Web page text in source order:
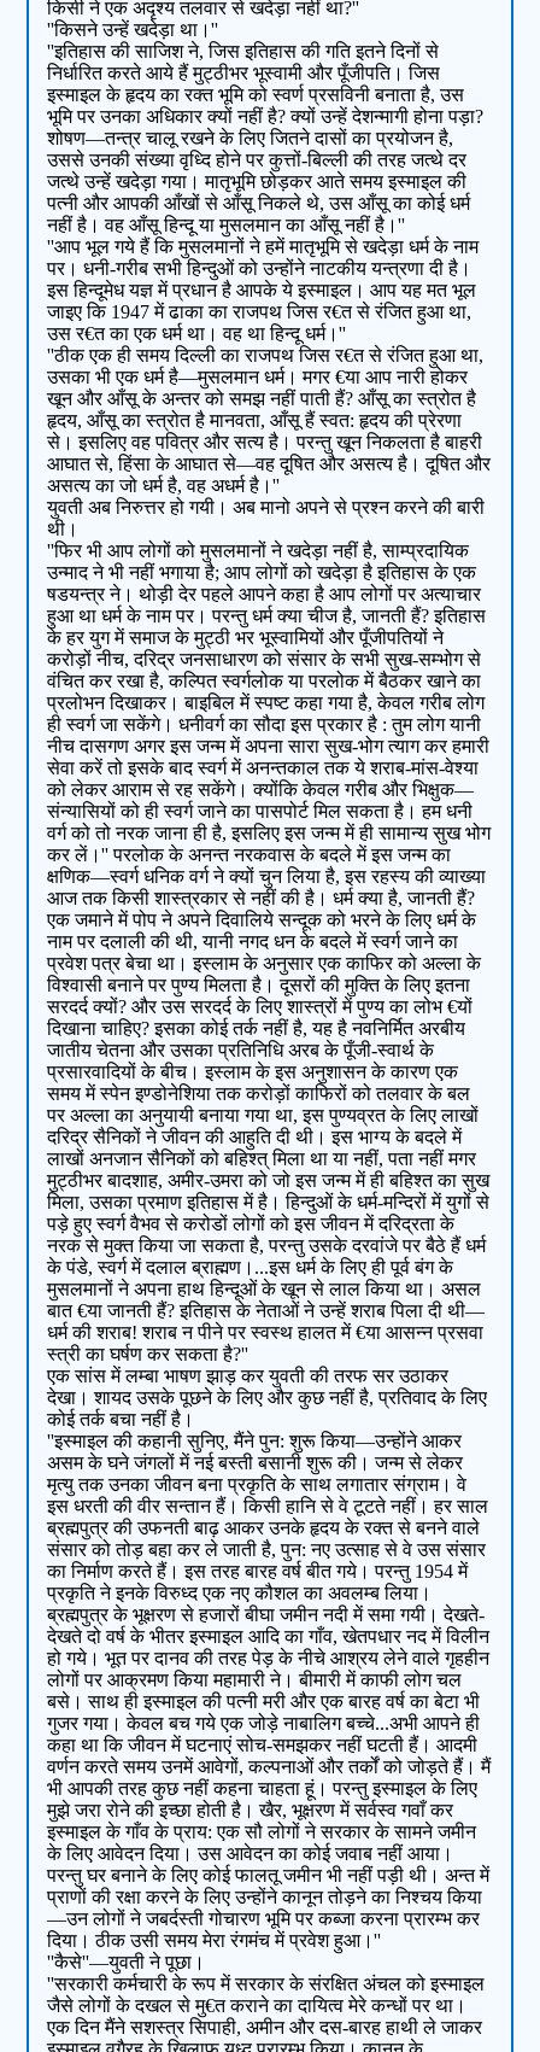
किसी ने एक अदृश्य तलवार से खदेड़ा नहीं था?''
''किसने उन्हें खदेड़ा था।''
''इतिहास की साजिश ने, जिस इतिहास की गति इतने दिनों से
निर्धारित करते आये हैं मुट्ठीभर भूस्वामी और पूँजीपति। जिस
इस्माइल के हृदय का रक्त भूमि को स्वर्ण प्रसविनी बनाता है, उस
भूमि पर उनका अधिकार क्यों नहीं है? क्यों उन्हें देशन्मागी होना पड़ा?
शोषण—तन्त्र चालू रखने के लिए जितने दासों का प्रयोजन है,
उससे उनकी संख्या वृध्दि होने पर कुत्तों-बिल्ली की तरह जत्थे दर
जत्थे उन्हें खदेड़ा गया। मातृभूमि छोड़कर आते समय इस्माइल की
पत्नी और आपकी आँखों से आँसू निकले थे, उस आँसू का कोई धर्म
नहीं है। वह आँसू हिन्दू या मुसलमान का आँसू नहीं है।''
''आप भूल गये हैं कि मुसलमानों ने हमें मातृभूमि से खदेड़ा धर्म के नाम
पर। धनी-गरीब सभी हिन्दुओं को उन्होंने नाटकीय यन्त्रणा दी है।
इस हिन्दूमेध यज्ञ में प्रधान है आपके ये इस्माइल। आप यह मत भूल
जाइए कि 1947 में ढाका का राजपथ जिस र€त से रंजित हुआ था,
उस र€त का एक धर्म था। वह था हिन्दू धर्म।''
''ठीक एक ही समय दिल्ली का राजपथ जिस र€त से रंजित हुआ था,
उसका भी एक धर्म है—मुसलमान धर्म। मगर €या आप नारी होकर
खून और आँसू के अन्तर को समझ नहीं पाती हैं? आँसू का स्त्रोत है
हृदय, आँसू का स्त्रोत है मानवता, आँसू हैं स्वत: हृदय की प्रेरणा
से। इसलिए वह पवित्र और सत्य है। परन्तु खून निकलता है बाहरी
आघात से, हिंसा के आघात से—वह दूषित और असत्य है। दूषित और
असत्य का जो धर्म है, वह अधर्म है।''
युवती अब निरुत्तर हो गयी। अब मानो अपने से प्रश्न करने की बारी
थी।
''फिर भी आप लोगों को मुसलमानों ने खदेड़ा नहीं है, साम्प्रदायिक
उन्माद ने भी नहीं भगाया है; आप लोगों को खदेड़ा है इतिहास के एक
षडयन्त्र ने। थोड़ी देर पहले आपने कहा है आप लोगों पर अत्याचार
हुआ था धर्म के नाम पर। परन्तु धर्म क्या चीज है, जानती हैं? इतिहास
के हर युग में समाज के मुट्ठी भर भूस्वामियों और पूँजीपतियों ने
करोड़ों नीच, दरिद्र जनसाधारण को संसार के सभी सुख-सम्भोग से
वंचित कर रखा है, कल्पित स्वर्गलोक या परलोक में बैठकर खाने का
प्रलोभन दिखाकर। बाइबिल में स्पष्ट कहा गया है, केवल गरीब लोग
ही स्वर्ग जा सकेंगे। धनीवर्ग का सौदा इस प्रकार है : तुम लोग यानी
नीच दासगण अगर इस जन्म में अपना सारा सुख-भोग त्याग कर हमारी
सेवा करें तो इसके बाद स्वर्ग में अनन्तकाल तक ये शराब-मांस-वेश्या
को लेकर आराम से रह सकेंगे। क्योंकि केवल गरीब और भिक्षुक—
संन्यासियों को ही स्वर्ग जाने का पासपोर्ट मिल सकता है। हम धनी
वर्ग को तो नरक जाना ही है, इसलिए इस जन्म में ही सामान्य सुख भोग
कर लें।'' परलोक के अनन्त नरकवास के बदले में इस जन्म का
क्षणिक—स्वर्ग धनिक वर्ग ने क्यों चुन लिया है, इस रहस्य की व्याख्या
आज तक किसी शास्त्रकार से नहीं की है। धर्म क्या है, जानती हैं?
एक जमाने में पोप ने अपने दिवालिये सन्दूक को भरने के लिए धर्म के
नाम पर दलाली की थी, यानी नगद धन के बदले में स्वर्ग जाने का
प्रवेश पत्र बेचा था। इस्लाम के अनुसार एक काफिर को अल्ला के
विश्वासी बनाने पर पुण्य मिलता है। दूसरों की मुक्ति के लिए इतना
सरदर्द क्यों? और उस सरदर्द के लिए शास्त्रों में पुण्य का लोभ €यों
दिखाना चाहिए? इसका कोई तर्क नहीं है, यह है नवनिर्मित अरबीय
जातीय चेतना और उसका प्रतिनिधि अरब के पूँजी-स्वार्थ के
प्रसारवादियों के बीच। इस्लाम के इस अनुशासन के कारण एक
समय में स्पेन इण्डोनेशिया तक करोड़ों काफिरों को तलवार के बल
पर अल्ला का अनुयायी बनाया गया था, इस पुण्यव्रत के लिए लाखों
दरिद्र सैनिकों ने जीवन की आहुति दी थी। इस भाग्य के बदले में
लाखों अनजान सैनिकों को बहिश्त् मिला था या नहीं, पता नहीं मगर
मुट्ठीभर बादशाह, अमीर-उमरा को जो इस जन्म में ही बहिश्त का सुख
मिला, उसका प्रमाण इतिहास में है। हिन्दुओं के धर्म-मन्दिरों में युगों से
पड़े हुए स्वर्ग वैभव से करोडों लोगों को इस जीवन में दरिद्रता के
नरक से मुक्त किया जा सकता है, परन्तु उसके दरवांजे पर बैठे हैं धर्म
के पंडे, स्वर्ग में दलाल ब्राह्मण।...इस धर्म के लिए ही पूर्व बंग के
मुसलमानों ने अपना हाथ हिन्दूओं के खून से लाल किया था। असल
बात €या जानती हैं? इतिहास के नेताओं ने उन्हें शराब पिला दी थी—
धर्म की शराब! शराब न पीने पर स्वस्थ हालत में €या आसन्न प्रसवा
स्त्री का घर्षण कर सकता है?''
एक सांस में लम्बा भाषण झाड़ कर युवती की तरफ सर उठाकर
देखा। शायद उसके पूछने के लिए और कुछ नहीं है, प्रतिवाद के लिए
कोई तर्क बचा नहीं है।
''इस्माइल की कहानी सुनिए, मैंने पुन: शुरू किया—उन्होंने आकर
असम के घने जंगलों में नई बस्ती बसानी शुरू की। जन्म से लेकर
मृत्यु तक उनका जीवन बना प्रकृति के साथ लगातार संग्राम। वे
इस धरती की वीर सन्तान हैं। किसी हानि से वे टूटते नहीं। हर साल
ब्रह्मपुत्र की उफनती बाढ़ आकर उनके हृदय के रक्त से बनने वाले
संसार को तोड़ बहा कर ले जाती है, पुन: नए उत्साह से वे उस संसार
का निर्माण करते हैं। इस तरह बारह वर्ष बीत गये। परन्तु 1954 में
प्रकृति ने इनके विरुध्द एक नए कौशल का अवलम्ब लिया।
ब्रह्मपुत्र के भूक्षरण से हजारों बीघा जमीन नदी में समा गयी। देखते-
देखते दो वर्ष के भीतर इस्माइल आदि का गाँव, खेतपधार नद में विलीन
हो गये। भूत पर दानव की तरह पेड़ के नीचे आश्रय लेने वाले गृहहीन
लोगों पर आक्रमण किया महामारी ने। बीमारी में काफी लोग चल
बसे। साथ ही इस्माइल की पत्नी मरी और एक बारह वर्ष का बेटा भी
गुजर गया। केवल बच गये एक जोड़े नाबालिग बच्चे...अभी आपने ही
कहा था कि जीवन में घटनाएं सोच-समझकर नहीं घटती हैं। आदमी
वर्णन करते समय उनमें आवेगों, कल्पनाओं और तर्कों को जोड़ते हैं। मैं
भी आपकी तरह कुछ नहीं कहना चाहता हूं। परन्तु इस्माइल के लिए
मुझे जरा रोने की इच्छा होती है। खैर, भूक्षरण में सर्वस्व गवाँ कर
इस्माइल के गाँव के प्राय: एक सौ लोगों ने सरकार के सामने जमीन
के लिए आवेदन दिया। उस आवेदन का कोई जवाब नहीं आया।
परन्तु घर बनाने के लिए कोई फालतू जमीन भी नहीं पड़ी थी। अन्त में
प्राणों की रक्षा करने के लिए उन्होंने कानून तोड़ने का निश्चय किया
—उन लोगों ने जबर्दस्ती गोचारण भूमि पर कब्जा करना प्रारम्भ कर
दिया। ठीक उसी समय मेरा रंगमंच में प्रवेश हुआ।''
''कैसे''—युवती ने पूछा।
''सरकारी कर्मचारी के रूप में सरकार के संरक्षित अंचल को इस्माइल
जैसे लोगों के दखल से मु€त कराने का दायित्व मेरे कन्धों पर था।
एक दिन मैंने सशस्त्र सिपाही, अमीन और दस-बारह हाथी ले जाकर